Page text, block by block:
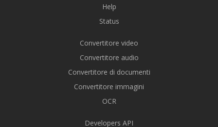
Help
Status
Convertitore video
Convertitore audio
Convertitore di documenti
Convertitore immagini
OCR
Developers API